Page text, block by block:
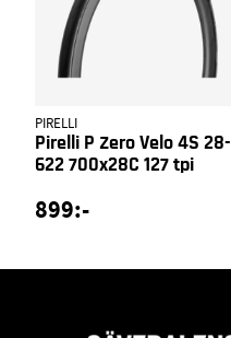
PIRELLI
Pirelli P Zero Velo 4S 28-
622 700x28C 127 tpi
899:-